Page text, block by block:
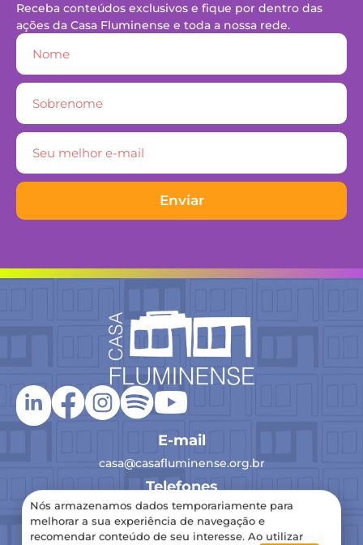
Receba conteúdos exclusivos e fique por dentro das
ações da Casa Fluminense e toda a nossa rede.
Enviar
E-mail
casa@casafluminense.org.br
Telefones
(21) 2516-0193
Nós armazenamos dados temporariamente para
melhorar a sua experiência de navegação e
recomendar conteúdo de seu interesse. Ao utilizar